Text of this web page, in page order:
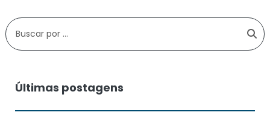
Últimas postagens